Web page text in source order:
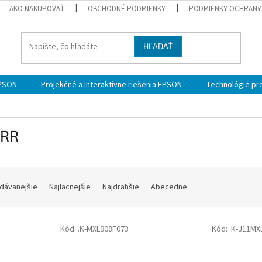
AKO NAKUPOVAŤ OBCHODNÉ PODMIENKY PODMIENKY
HĽADAŤ
Projekčné a interaktívne riešenia EPSON Technológie
Najlacnejšie Najdrahšie Abecedne
Kód: .K-MXL908F073 Kód: .K-